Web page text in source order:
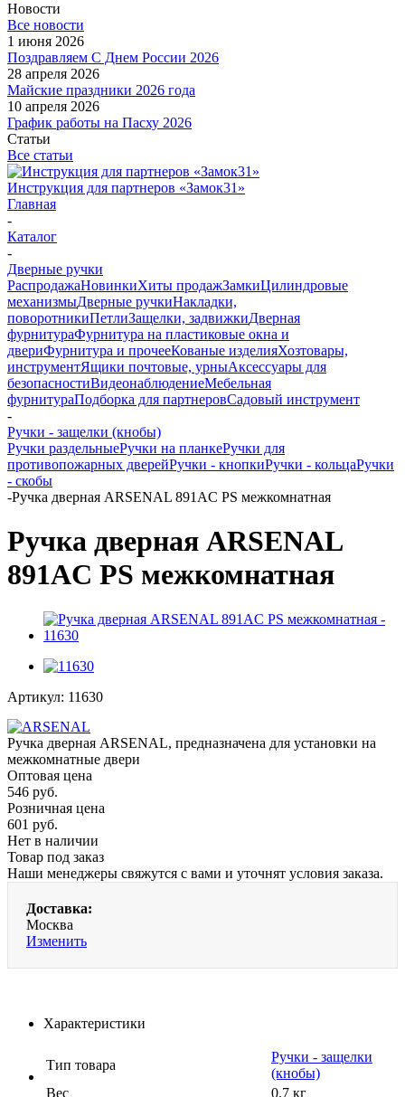
Новости
Все новости
1 июня 2026
Поздравляем С Днем России 2026
28 апреля 2026
Майские праздники 2026 года
10 апреля 2026
График работы на Пасху 2026
Статьи
Все статьи
Инструкция для партнеров «Замок31»
Главная
-
Каталог
-
Дверные ручки
РаспродажаНовинкиХиты продажЗамкиЦилиндровые
механизмыДверные ручкиНакладки,
поворотникиПетлиЗащелки, задвижкиДверная
фурнитураФурнитура на пластиковые окна и
двериФурнитура и прочееКованые изделияХозтовары,
инструментЯщики почтовые, урныАксессуары для
безопасностиВидеонаблюдениеМебельная
фурнитураПодборка для партнеровСадовый инструмент
-
Ручки - защелки (кнобы)
Ручки раздельныеРучки на планкеРучки для
противопожарных дверейРучки - кнопкиРучки - кольцаРучки
- скобы
-Ручка дверная ARSENAL 891AC PS межкомнатная
Ручка дверная ARSENAL
891AC PS межкомнатная
Артикул: 11630
Ручка дверная ARSENAL, предназначена для установки на
межкомнатные двери
Оптовая цена
546 руб.
Розничная цена
601 руб.
Нет в наличии
Товар под заказ
Наши менеджеры свяжутся с вами и уточнят условия заказа.
Доставка:
Москва
Изменить
Характеристики
Тип товара
Ручки - защелки
(кнобы)
Вес
0.7 кг